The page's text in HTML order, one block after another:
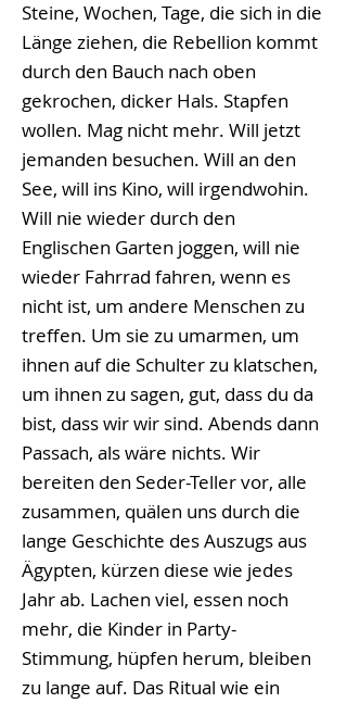
Steine, Wochen, Tage, die sich in die
Länge ziehen, die Rebellion kommt
durch den Bauch nach oben
gekrochen, dicker Hals. Stapfen
wollen. Mag nicht mehr. Will jetzt
jemanden besuchen. Will an den
See, will ins Kino, will irgendwohin.
Will nie wieder durch den
Englischen Garten joggen, will nie
wieder Fahrrad fahren, wenn es
nicht ist, um andere Menschen zu
treffen. Um sie zu umarmen, um
ihnen auf die Schulter zu klatschen,
um ihnen zu sagen, gut, dass du da
bist, dass wir wir sind. Abends dann
Passach, als wäre nichts. Wir
bereiten den Seder-Teller vor, alle
zusammen, quälen uns durch die
lange Geschichte des Auszugs aus
Ägypten, kürzen diese wie jedes
Jahr ab. Lachen viel, essen noch
mehr, die Kinder in Party-
Stimmung, hüpfen herum, bleiben
zu lange auf. Das Ritual wie ein